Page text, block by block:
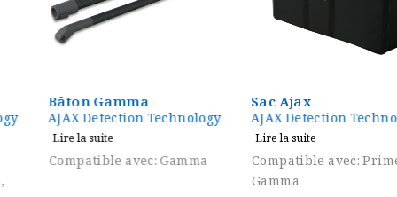
Bâton Gamma
AJAX Detection Technology
Lire la suite
Compatible avec: Gamma
Sac Ajax
AJAX Detection Technology
Lire la suite
Compatible avec: Primero,
Gamma